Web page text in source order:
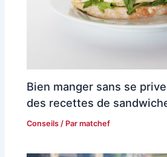
Bien manger sans se
des recettes de
Conseils / Parmatchef